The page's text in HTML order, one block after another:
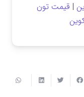
| قیمت تون